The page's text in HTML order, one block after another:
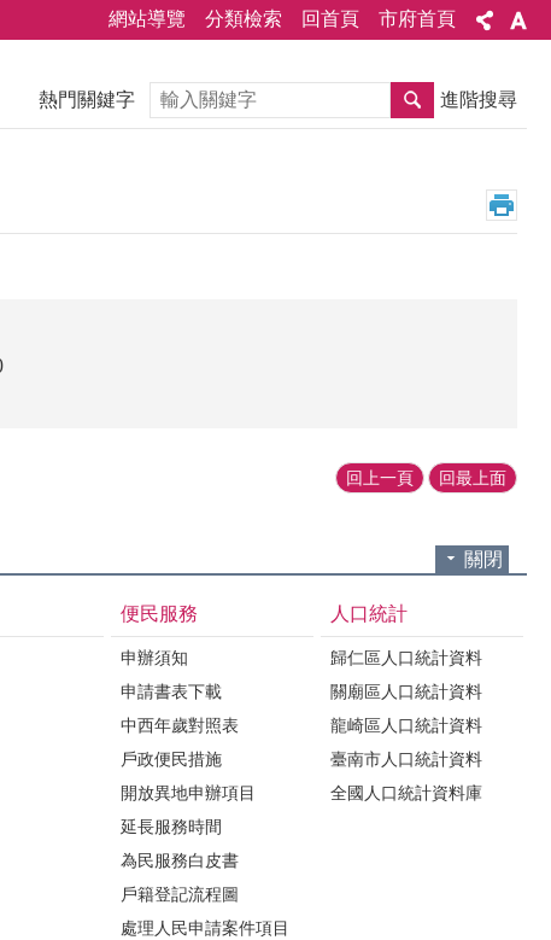
網站導覽 分類檢索 回首頁 市府首頁
熱門關鍵字 搜尋 進階搜尋
回上一頁 回最上面
關閉
便民服務
申辦須知
申請書表下載
中西年歲對照表
戶政便民措施
開放異地申辦項目
延長服務時間
為民服務白皮書
戶籍登記流程圖
處理人民申請案件項目
人口統計
歸仁區人口統計資料
關廟區人口統計資料
龍崎區人口統計資料
臺南市人口統計資料
全國人口統計資料庫